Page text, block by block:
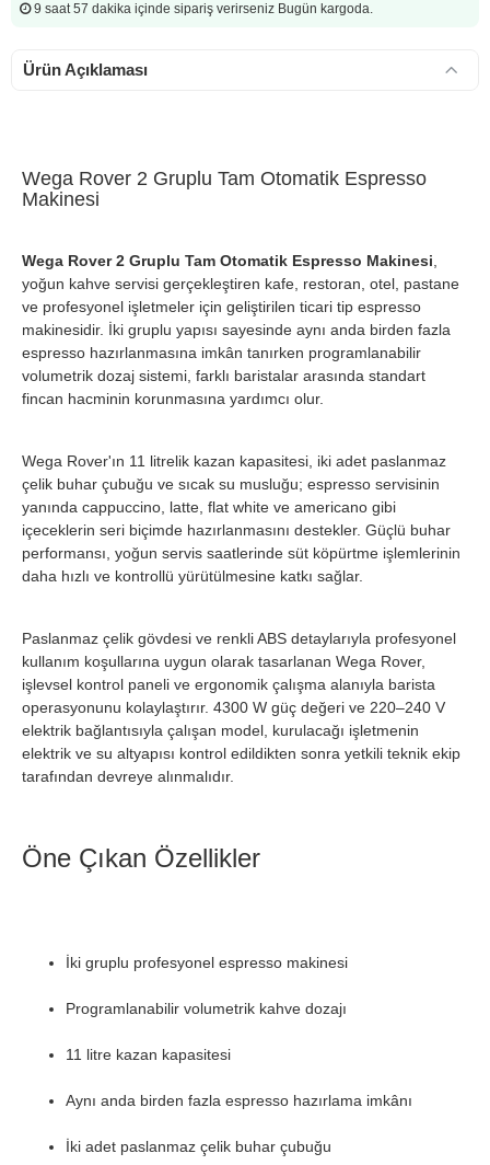
9 saat 57 dakika içinde sipariş verirseniz Bugün kargoda.
Ürün Açıklaması
Wega Rover 2 Gruplu Tam Otomatik Espresso
Makinesi
Wega Rover 2 Gruplu Tam Otomatik Espresso Makinesi
yoğun kahve servisi gerçekleştiren kafe, restoran, otel, pastane
ve profesyonel işletmeler için geliştirilen ticari tip espresso
makinesidir. İki gruplu yapısı sayesinde aynı anda birden fazla
espresso hazırlanmasına imkân tanırken programlanabilir
volumetrik dozaj sistemi, farklı baristalar arasında standart
fincan hacminin korunmasına yardımcı olur.
Wega Rover'ın 11 litrelik kazan kapasitesi, iki adet paslanmaz
çelik buhar çubuğu ve sıcak su musluğu; espresso servisinin
yanında cappuccino, latte, flat white ve americano gibi
içeceklerin seri biçimde hazırlanmasını destekler. Güçlü buhar
performansı, yoğun servis saatlerinde süt köpürtme işlemlerinin
daha hızlı ve kontrollü yürütülmesine katkı sağlar.
Paslanmaz çelik gövdesi ve renkli ABS detaylarıyla profesyonel
kullanım koşullarına uygun olarak tasarlanan Wega Rover,
işlevsel kontrol paneli ve ergonomik çalışma alanıyla barista
operasyonunu kolaylaştırır. 4300 W güç değeri ve 220–240 V
elektrik bağlantısıyla çalışan model, kurulacağı işletmenin
elektrik ve su altyapısı kontrol edildikten sonra yetkili teknik ekip
tarafından devreye alınmalıdır.
Öne Çıkan Özellikler
İki gruplu profesyonel espresso makinesi
Programlanabilir volumetrik kahve dozajı
11 litre kazan kapasitesi
Aynı anda birden fazla espresso hazırlama imkânı
İki adet paslanmaz çelik buhar çubuğu